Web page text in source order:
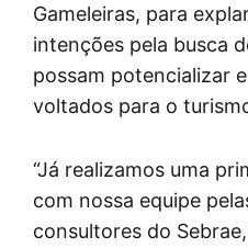
Gameleiras, para
intenções pela busca
possam potencializar
voltados para o
“Já realizamos uma
com nossa equipe
consultores do